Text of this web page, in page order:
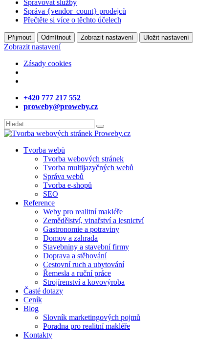
Spravovat služby
Správa {vendor_count} prodejců
Přečtěte si více o těchto účelech
Přijmout Odmítnout Zobrazit nastavení Uložit nastavení
Zobrazit nastavení
Zásady cookies
+420 777 217 552
proweby@proweby.cz
Tvorba webů
Tvorba webových stránek
Tvorba multijazyčných webů
Správa webů
Tvorba e-shopů
SEO
Reference
Weby pro realitní makléře
Zemědělství, vinařství a lesnictví
Gastronomie a potraviny
Domov a zahrada
Stavebniny a stavební firmy
Doprava a stěhování
Cestovní ruch a ubytování
Řemesla a ruční práce
Strojírenství a kovovýroba
Časté dotazy
Ceník
Blog
Slovník marketingových pojmů
Poradna pro realitní makléře
Kontakty